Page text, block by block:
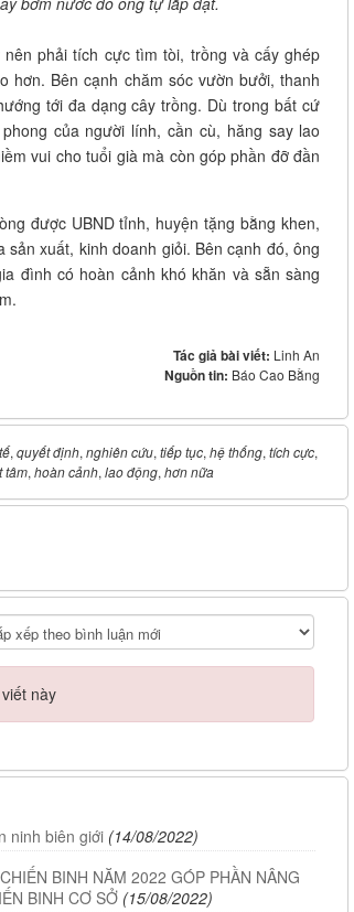
phải tích cực tìm tòi, trồng và cấy ghép
hơn. Bên cạnh chăm sóc vườn bưởi, thanh
tới đa dạng cây trồng. Dù trong bất cứ
của người lính, cần cù, hăng say lao
vui cho tuổi già mà còn góp phần đỡ đần
được UBND tỉnh, huyện tặng bằng khen,
xuất, kinh doanh giỏi. Bên cạnh đó, ông
đình có hoàn cảnh khó khăn và sẵn sàng
Tác giả bài viết: Linh An
Nguồn tin: Báo Cao Bằng
, quyết định, nghiên cứu, tiếp tục, hệ thống, tích cực,
tâm, hoàn cảnh, lao động, hơn nữa
này
ninh biên giới (14/08/2022)
BINH NĂM 2022 GÓP PHẦN NÂNG
BINH CƠ SỞ (15/08/2022)